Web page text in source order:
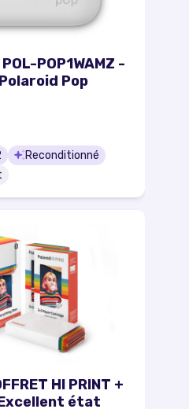
POP1WAMZ -
Pop
Reconditionné
HI PRINT +
état